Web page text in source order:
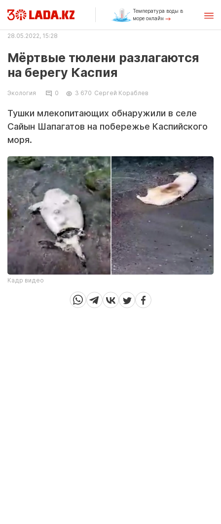
Температура воды в
море онлайн
28.05.2022, 15:28
Мёртвые тюлени разлагаются
на берегу Каспия
Экология 0 3 670 Сергей Кораблев
Тушки млекопитающих обнаружили в селе
Сайын Шапагатов на побережье Каспийского
моря.
Кадр видео